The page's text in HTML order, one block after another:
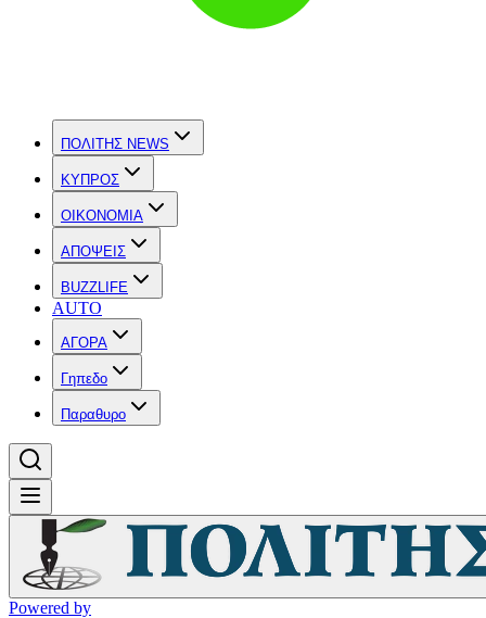
ΠΟΛΙΤΗΣ NEWS
ΚΥΠΡΟΣ
OIKONOMIA
ΑΠΟΨΕΙΣ
BUZZLIFE
AUTO
ΑΓΟΡΑ
Γηπεδο
Παραθυρο
Powered by